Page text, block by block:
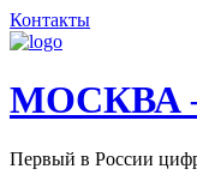
Контакты
МОСКВА
Первый в России